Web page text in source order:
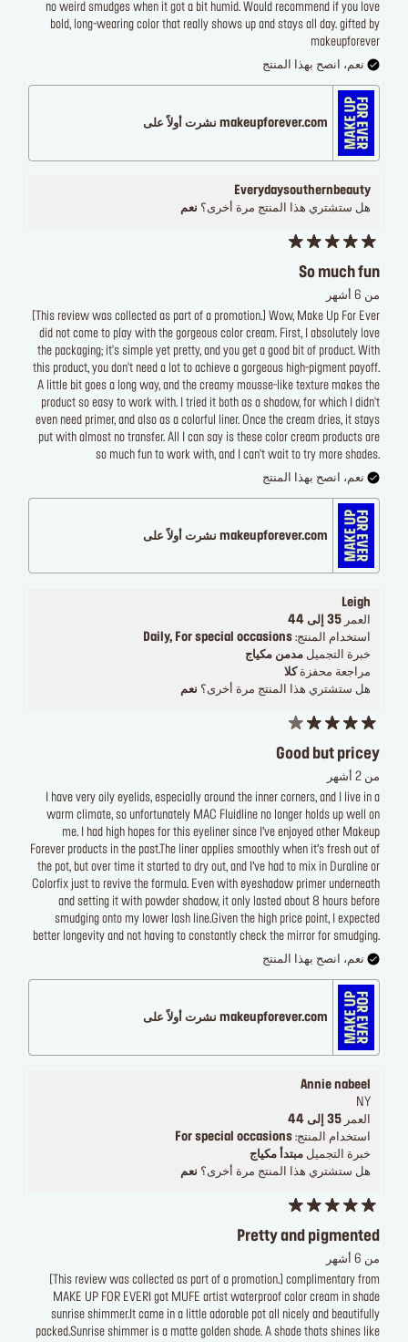
no weird smudges when it got a bit humid. Would recommend if you love
bold, long-wearing color that really shows up and stays all day. gifted by
makeupforever
نعم، انصح بهذا المنتج
makeupforever.com نشرت أولاً على
Everydaysouthernbeauty
هل ستشتري هذا المنتج مرة أخرى؟ نعم
So much fun
من 6 أشهر
[This review was collected as part of a promotion.] Wow, Make Up For Ever
did not come to play with the gorgeous color cream. First, I absolutely love
the packaging; it's simple yet pretty, and you get a good bit of product. With
this product, you don't need a lot to achieve a gorgeous high-pigment payoff.
A little bit goes a long way, and the creamy mousse-like texture makes the
product so easy to work with. I tried it both as a shadow, for which I didn't
even need primer, and also as a colorful liner. Once the cream dries, it stays
put with almost no transfer. All I can say is these color cream products are
so much fun to work with, and I can't wait to try more shades.
نعم، انصح بهذا المنتج
makeupforever.com نشرت أولاً على
Leigh
العمر 35 إلى 44
استخدام المنتج: Daily, For special occasions
خبرة التجميل مدمن مكياج
مراجعة محفزة كلا
هل ستشتري هذا المنتج مرة أخرى؟ نعم
Good but pricey
من 2 أشهر
I have very oily eyelids, especially around the inner corners, and I live in a
warm climate, so unfortunately MAC Fluidline no longer holds up well on
me. I had high hopes for this eyeliner since I’ve enjoyed other Makeup
Forever products in the past.The liner applies smoothly when it’s fresh out of
the pot, but over time it started to dry out, and I’ve had to mix in Duraline or
Colorfix just to revive the formula. Even with eyeshadow primer underneath
and setting it with powder shadow, it only lasted about 8 hours before
smudging onto my lower lash line.Given the high price point, I expected
better longevity and not having to constantly check the mirror for smudging.
نعم، انصح بهذا المنتج
makeupforever.com نشرت أولاً على
Annie nabeel
NY
العمر 35 إلى 44
استخدام المنتج: For special occasions
خبرة التجميل مبتدأ مكياج
هل ستشتري هذا المنتج مرة أخرى؟ نعم
Pretty and pigmented
من 6 أشهر
[This review was collected as part of a promotion.] complimentary from
MAKE UP FOR EVERI got MUFE artist waterproof color cream in shade
sunrise shimmer.It came in a little adorable pot all nicely and beautifully
packed.Sunrise shimmer is a matte golden shade. A shade thats shines like